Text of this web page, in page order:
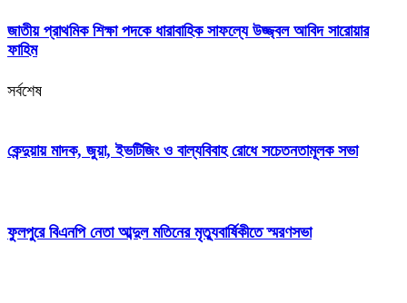
জাতীয় প্রাথমিক শিক্ষা পদকে ধারাবাহিক সাফল্যে উজ্জ্বল আবিদ সারোয়ার
ফাহিম
সর্বশেষ
কেন্দুয়ায় মাদক, জুয়া, ইভটিজিং ও বাল্যবিবাহ রোধে সচেতনতামূলক সভা
ফুলপুরে বিএনপি নেতা আব্দুল মতিনের মৃত্যুবার্ষিকীতে স্মরণসভা